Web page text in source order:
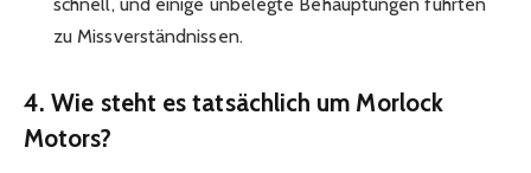
zu Missverständnissen.
4. Wie steht es tatsächlich um Morlock
Motors?